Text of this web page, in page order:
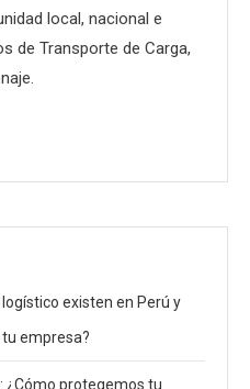
local, nacional e
de Transporte de Carga,
existen en Perú y
empresa?
¿Cómo protegemos tu